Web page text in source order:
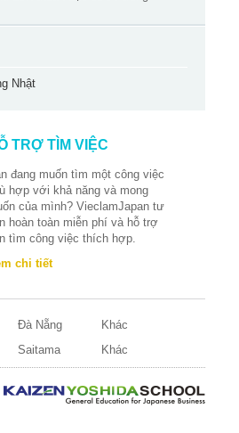
giúp chúng ta tái kết nối với
pháp để tìm lại sự cân bằng
sâu xa của Shinrin Yoku.
Nhật
TRỢ TÌM VIỆC
đang muốn tìm một công việc
hợp với khả năng và mong
của mình? VieclamJapan tư
hoàn toàn miễn phí và hỗ trợ
tìm công việc thích hợp.
chi tiết
Đà Nẵng
Khác
Saitama Khác